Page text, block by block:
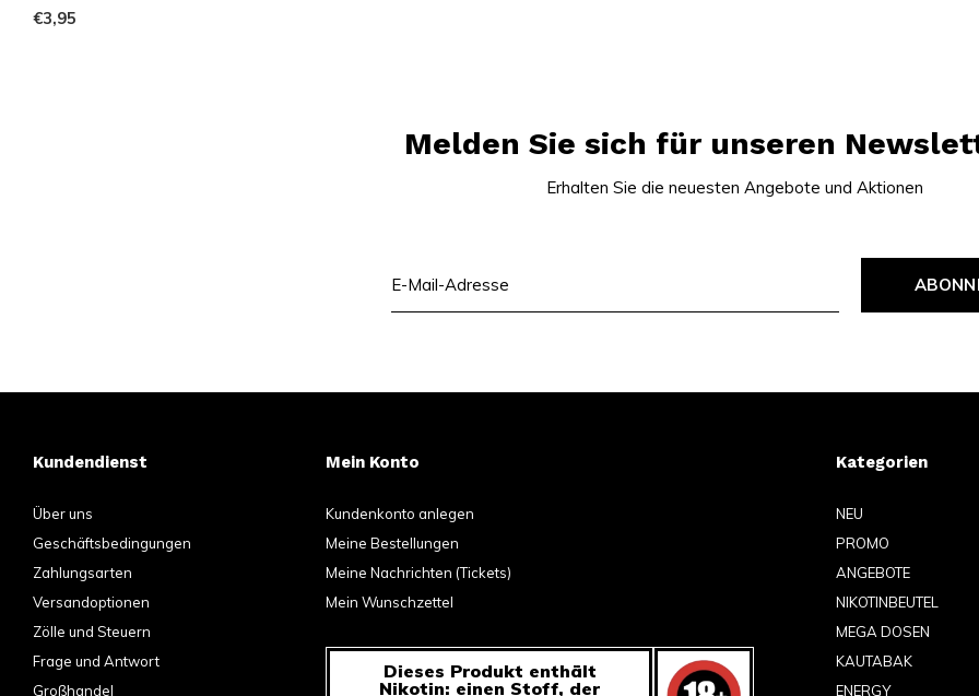
€3,95
Melden Sie sich für unseren
Erhalten Sie die neuesten Angebote und Aktionen
Kundendienst
Über uns
Geschäftsbedingungen
Zahlungsarten
Versandoptionen
Zölle und Steuern
Frage und Antwort
Großhandel
Mein Konto
Kundenkonto anlegen
Meine Bestellungen
Meine Nachrichten (Tickets)
Mein Wunschzettel
Dieses Produkt enthält
Nikotin: einen Stoff, der
Kategorien
NEU
PROMO
ANGEBOTE
NIKOTINBEUTEL
MEGA DOSEN
KAUTABAK
ENERGY